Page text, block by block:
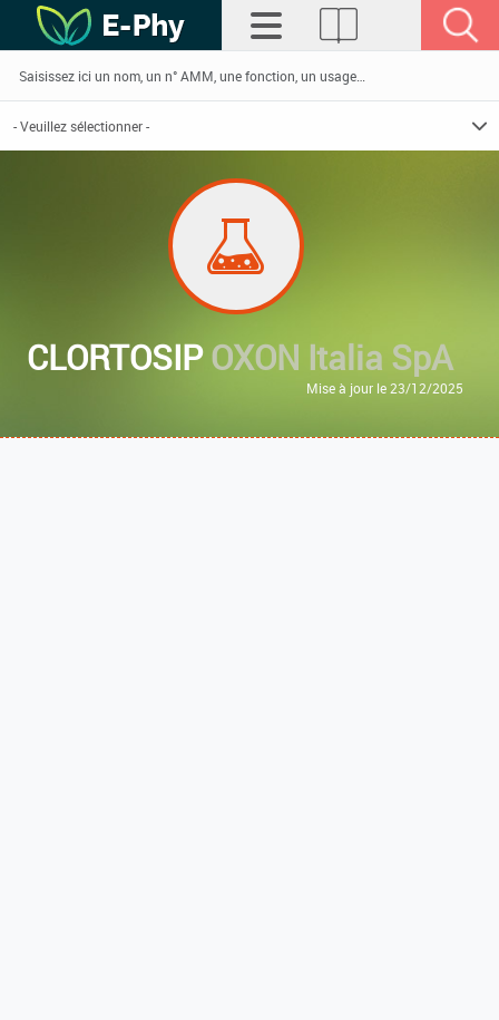
CLORTOSIPOXON Italia SpA
Mise à jour le 23/12/2025